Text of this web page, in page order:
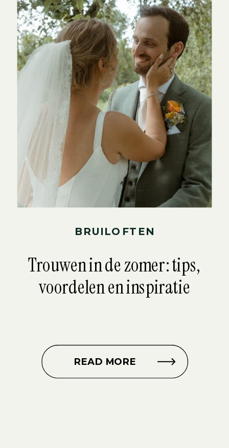
Trouwen in de zomer: tips,
voordelen en inspiratie
BRUILOFTEN
READ MORE